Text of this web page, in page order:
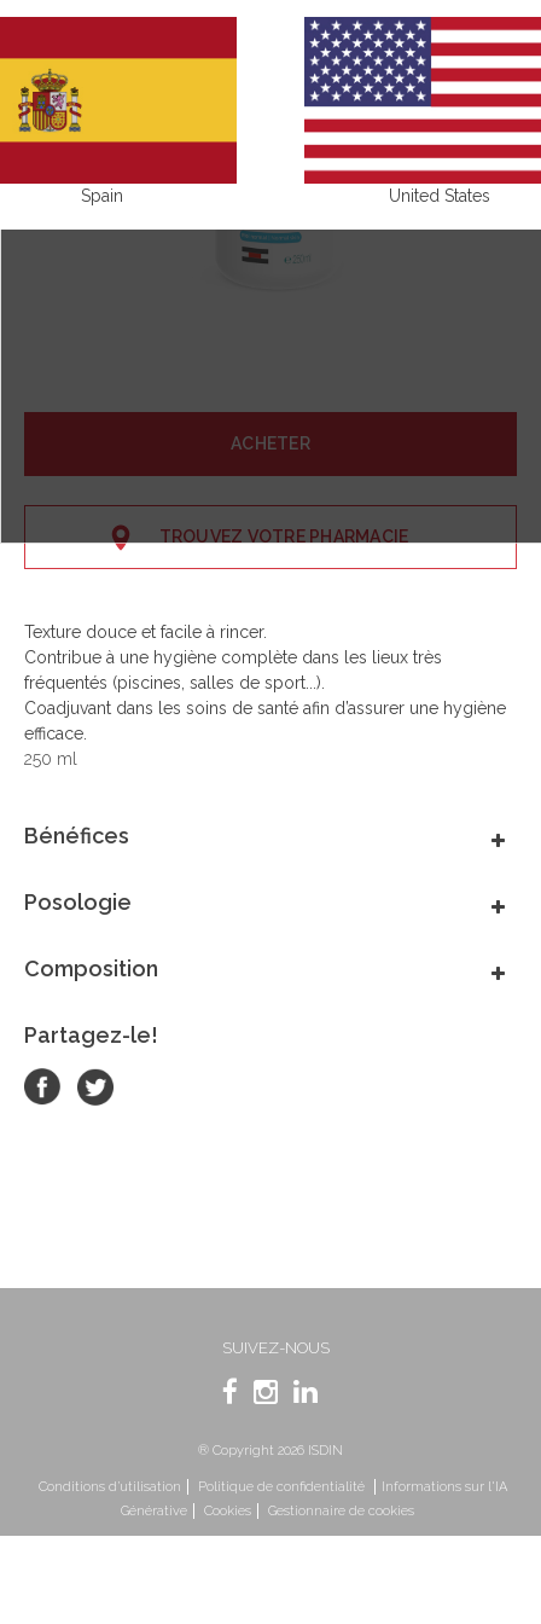
ACHETER
TROUVEZ VOTRE PHARMACIE
Texture douce et facile à rincer.
Contribue à une hygiène complète dans les lieux très
fréquentés (piscines, salles de sport...).
Coadjuvant dans les soins de santé afin d’assurer une hygiène
efficace.
250 ml
Bénéfices
Posologie
Composition
Partagez-le!
SUIVEZ-NOUS
® Copyright 2026 ISDIN
Conditions d’utilisation Politique de confidentialité
Informations sur l'IA
Générative
Cookies Gestionnaire de cookies
Spain United States